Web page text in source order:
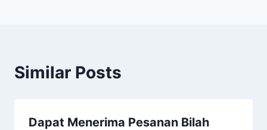
Similar Posts
Dapat Menerima Pesanan Bilah